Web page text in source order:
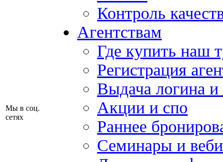
Мы в соц.
сетях
Контроль
Агентствам
Где купить наш
Регистрация
Выдача логина и
Акции и спо
Раннее
Семинары и